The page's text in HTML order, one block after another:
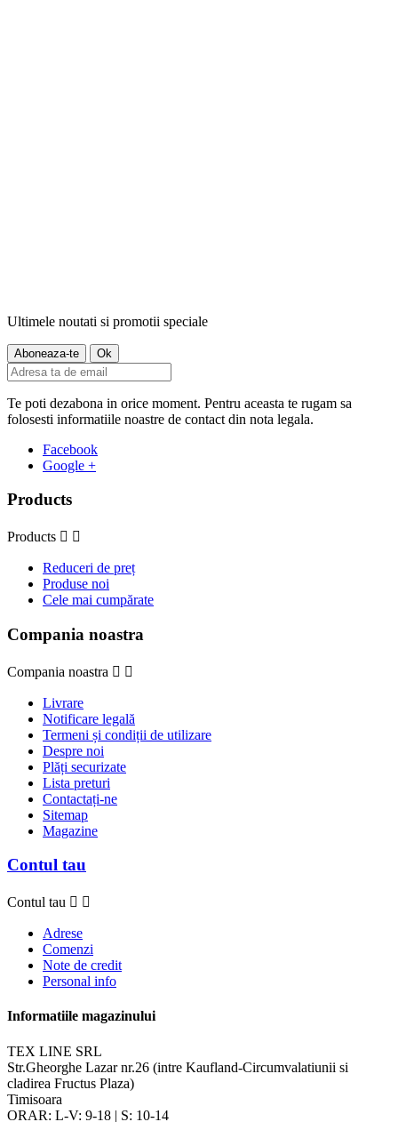
Ultimele noutati si promotii speciale
Te poti dezabona in orice moment. Pentru aceasta te rugam sa
folosesti informatiile noastre de contact din nota legala.
Facebook
Google +
Products
Products  
Reduceri de preț
Produse noi
Cele mai cumpărate
Compania noastra
Compania noastra  
Livrare
Notificare legală
Termeni și condiții de utilizare
Despre noi
Plăți securizate
Lista preturi
Contactați-ne
Sitemap
Magazine
Contul tau
Contul tau  
Adrese
Comenzi
Note de credit
Personal info
Informatiile magazinului
TEX LINE SRL
Str.Gheorghe Lazar nr.26 (intre Kaufland-Circumvalatiunii si
cladirea Fructus Plaza)
Timisoara
ORAR: L-V: 9-18 | S: 10-14